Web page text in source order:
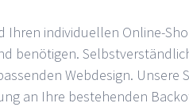
Ihren individuellen Online-
benötigen.
Webdesign. Unsere
an Ihre bestehenden